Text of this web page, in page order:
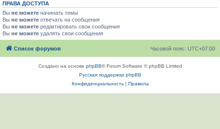
ПРАВА ДОСТУПА
Вы не можете начинать темы
Вы не можете отвечать на сообщения
Вы не можете редактировать свои сообщения
Вы не можете удалять свои сообщения
Список форумов Часовой пояс: UTC+07:00
Создано на основе phpBB® Forum Software © phpBB Limited
Русская поддержка phpBB
Конфиденциальность| Правила